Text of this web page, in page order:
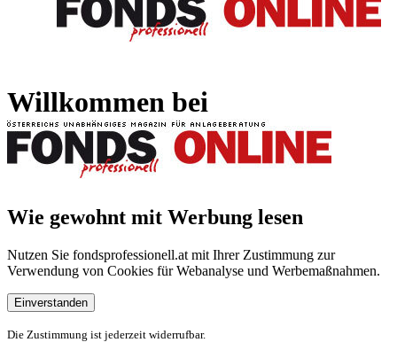
Willkommen bei
Wie gewohnt mit Werbung lesen
Nutzen Sie fondsprofessionell.at mit Ihrer Zustimmung zur
Verwendung von Cookies für Webanalyse und Werbemaßnahmen.
Einverstanden
Die Zustimmung ist jederzeit widerrufbar.